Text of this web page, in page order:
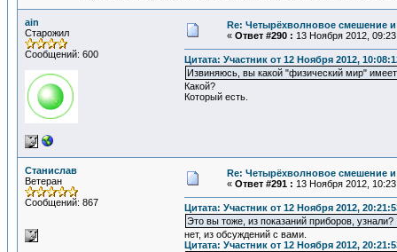
ain
Старожил
Сообщений: 600
Re: Четырёхволновое смешение и
« Ответ #290 : 13 Ноября 2012,
Цитата: Участник от 12 Ноября 2012,
Извиняюсь, вы какой "физический мир"
Какой?
Который есть.
Станислав
Ветеран
Сообщений: 867
Re: Четырёхволновое смешение и
« Ответ #291 : 13 Ноября 2012,
Цитата: Участник от 12 Ноября 2012,
Это вы тоже, из показаний приборов, узнали?
нет, из обсуждений с вами.
Цитата: Участник от 12 Ноября 2012,